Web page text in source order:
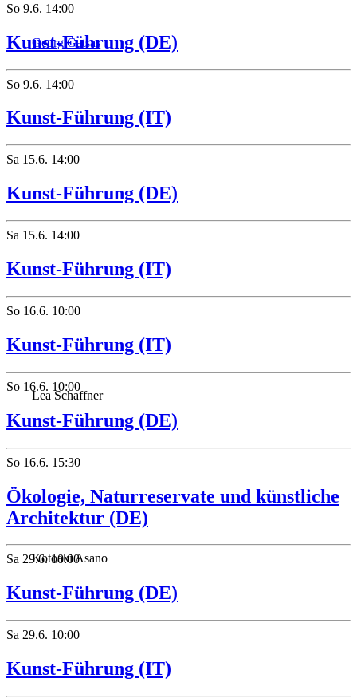
So 9.6. 14:00
Kunst-Führung (DE)
So 9.6. 14:00
Kunst-Führung (IT)
Sa 15.6. 14:00
Kunst-Führung (DE)
Sa 15.6. 14:00
Kunst-Führung (IT)
So 16.6. 10:00
Kunst-Führung (IT)
So 16.6. 10:00
Kunst-Führung (DE)
So 16.6. 15:30
Ökologie, Naturreservate und künstliche
Architektur (DE)
Sa 29.6. 10:00
Kunst-Führung (DE)
Sa 29.6. 10:00
Kunst-Führung (IT)
Georg Gatsas
Lea Schaffner
Kotoaki Asano